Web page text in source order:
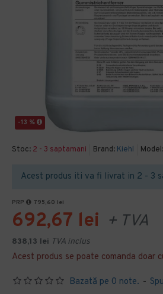
-13 %
Stoc: 2 - 3 saptamani Brand: Kiehl Model:
Acest produs iti va fi livrat in 2 - 3
Bazată pe 0 note. -
PRP 795,60 lei
692,67 lei + TVA
838,13 lei TVA inclus
Acest produs se poate comanda doar